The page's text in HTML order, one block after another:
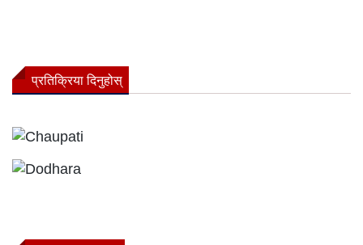
प्रतिक्रिया दिनुहोस्